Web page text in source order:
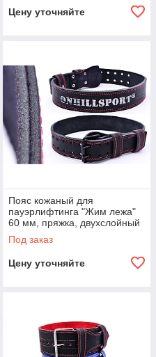
Цену уточняйте
Пояс кожаный для
пауэрлифтинга "Жим лежа"
60 мм, пряжка, двухслойный
XS (50-70 см)
Под заказ
Цену уточняйте